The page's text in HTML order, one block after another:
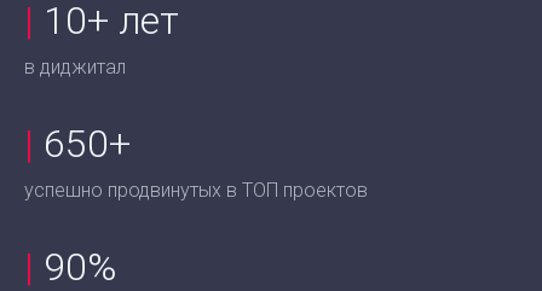
| 10+ лет
в диджитал
| 650+
успешно продвинутых в ТОП проектов
| 90%